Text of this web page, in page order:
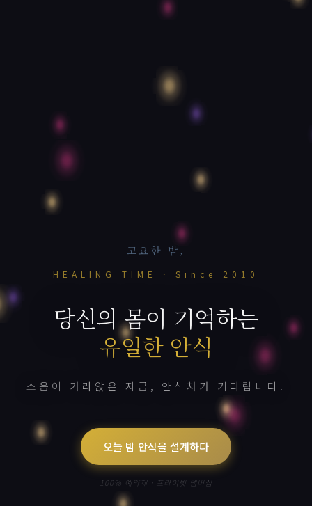
고요한 밤,
HEALING TIME · Since 2010
당신의 몸이 기억하는
유일한 안식
소음이 가라앉은 지금, 안식처가 기다립니다.
오늘 밤 안식을 설계하다
100% 예약제 · 프라이빗 멤버십